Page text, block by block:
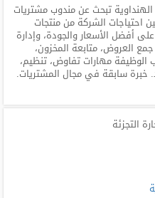
تبحث عن مندوب مشتريات
احتياجات الشركة من منتجات
أفضل الأسعار والجودة، وإدارة
العروض، متابعة المخزون،
الوظيفة مهارات تفاوض، تنظيم،
خبرة سابقة في مجال المشتريات​.
التجزئة